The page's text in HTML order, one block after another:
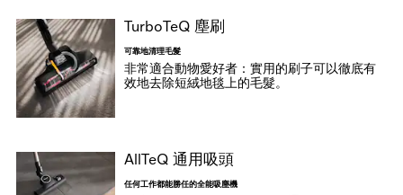
TurboTeQ 塵刷
可靠地清理毛髮
非常適合動物愛好者：實用的刷子可以徹底有
效地去除短絨地毯上的毛髮。
AllTeQ 通用吸頭
任何工作都能勝任的全能吸塵機